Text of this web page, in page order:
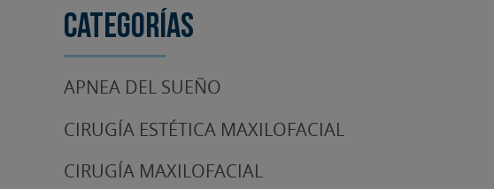
Categorías
APNEA DEL SUEÑO
CIRUGÍA ESTÉTICA MAXILOFACIAL
CIRUGÍA MAXILOFACIAL